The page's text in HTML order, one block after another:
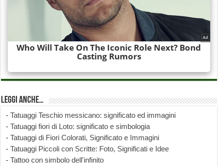
Leggi anche…
-Tatuaggi Teschio messicano: significato ed immagini
-Tatuaggi fiori di Loto: significato e simbologia
-Tatuaggi di Fiori Colorati, Significato e Immagini
-Tatuaggi Piccoli con Scritte: Foto, Significati e Idee
-Tattoo con simbolo dell'infinito